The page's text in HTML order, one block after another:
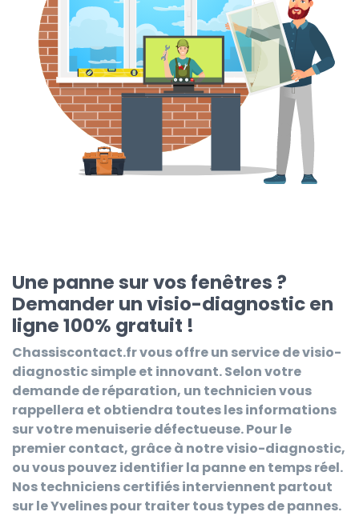
Une panne sur vos fenêtres ?
Demander un visio-diagnostic en
ligne 100% gratuit !
Chassiscontact.frvous offre un service de visio-
diagnostic simple et innovant. Selon votre
demande de réparation, un technicien vous
rappellera et obtiendra toutes les informations
sur votre menuiserie défectueuse. Pour le
premier contact, grâce à notre visio-diagnostic,
ou vous pouvez identifier la panne en temps réel.
Nos techniciens certifiés interviennent partout
sur le Yvelines pour traiter tous types de pannes.